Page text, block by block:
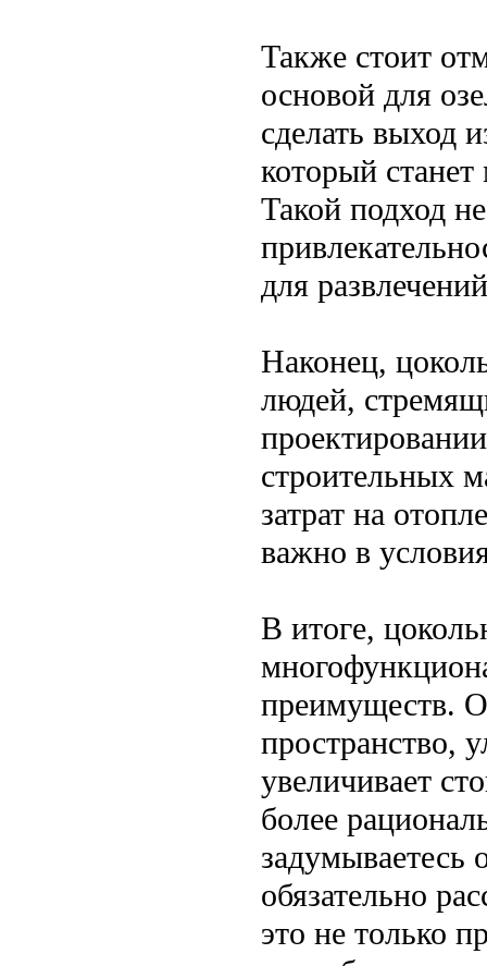
Также стоит
основой для
сделать выход
который
Такой подход
для
Наконец,
людей,
строительных
затрат на
важно в
В итоге,
преимуществ.
пространство,
увеличивает
более
задумываетесь
обязательно
это не только